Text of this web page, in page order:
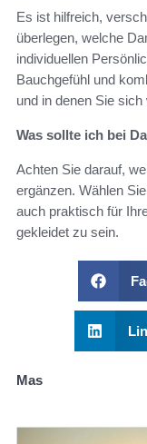
Es ist hilfreich,
überlegen, welche
individuellen
Bauchgefühl und
und in denen Sie sich
Was sollte ich bei
Achten Sie darauf,
ergänzen. Wählen
auch praktisch für
gekleidet zu sein.
Mas